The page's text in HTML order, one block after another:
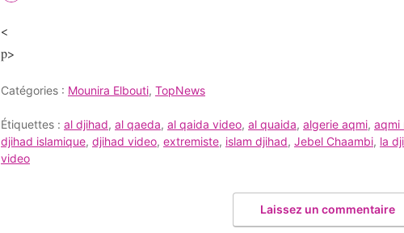
<
p>
Catégories : Mounira Elbouti, TopNews
Étiquettes : al djihad, al qaeda, al qaida video, al quaida, algerie aqmi, aqmi
djihad islamique, djihad video, extremiste, islam djihad, Jebel Chaambi, la
video
Laissez un commentaire